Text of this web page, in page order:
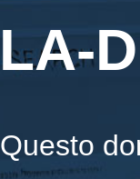
LA-
Questo